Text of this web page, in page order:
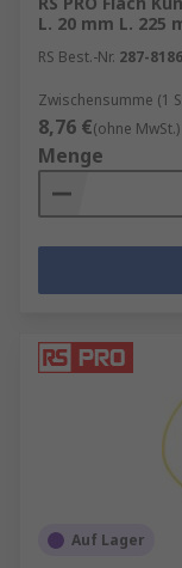
L. 20 mm L. 225
RS Best.-Nr. 287-8186
Zwischensumme (1
8,76 €(ohne MwSt.)
Menge
Auf Lager